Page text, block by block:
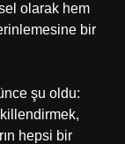
olarak hem
bir
şu oldu:
hepsi bir